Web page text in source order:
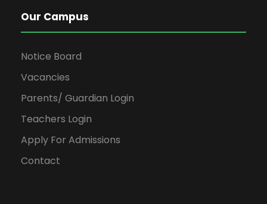
Our Campus
Notice Board
Vacancies
Parents/ Guardian Login
Teachers Login
Apply For Admissions
Contact